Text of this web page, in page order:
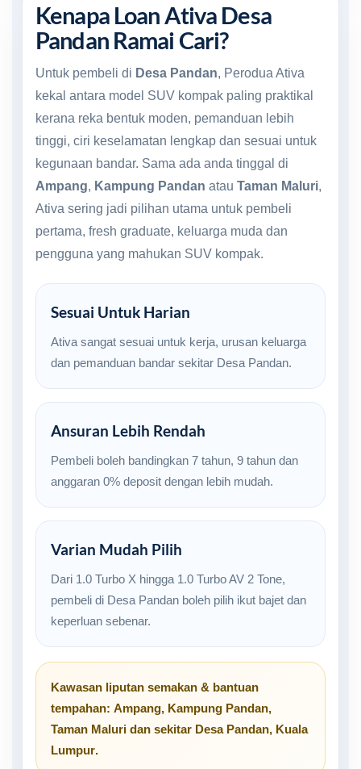
Kenapa Loan Ativa Desa
Pandan Ramai Cari?
Untuk pembeli di Desa Pandan, Perodua Ativa
kekal antara model SUV kompak paling praktikal
kerana reka bentuk moden, pemanduan lebih
tinggi, ciri keselamatan lengkap dan sesuai untuk
kegunaan bandar. Sama ada anda tinggal di
Ampang, Kampung Pandan atau Taman Maluri,
Ativa sering jadi pilihan utama untuk pembeli
pertama, fresh graduate, keluarga muda dan
pengguna yang mahukan SUV kompak.
Sesuai Untuk Harian
Ativa sangat sesuai untuk kerja, urusan keluarga
dan pemanduan bandar sekitar Desa Pandan.
Ansuran Lebih Rendah
Pembeli boleh bandingkan 7 tahun, 9 tahun dan
anggaran 0% deposit dengan lebih mudah.
Varian Mudah Pilih
Dari 1.0 Turbo X hingga 1.0 Turbo AV 2 Tone,
pembeli di Desa Pandan boleh pilih ikut bajet dan
keperluan sebenar.
Kawasan liputan semakan & bantuan
tempahan: Ampang, Kampung Pandan,
Taman Maluri dan sekitar Desa Pandan, Kuala
Lumpur.